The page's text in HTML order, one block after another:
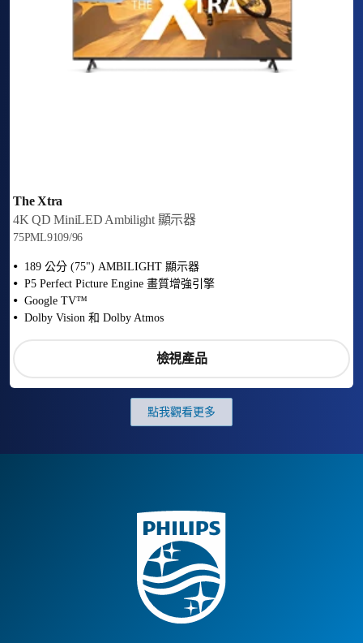
The Xtra
4K QD MiniLED Ambilight 顯示器
75PML9109/96
189 公分 (75") AMBILIGHT 顯示器
P5 Perfect Picture Engine 畫質增強引擎
Google TV™
Dolby Vision 和 Dolby Atmos
檢視產品
點我觀看更多